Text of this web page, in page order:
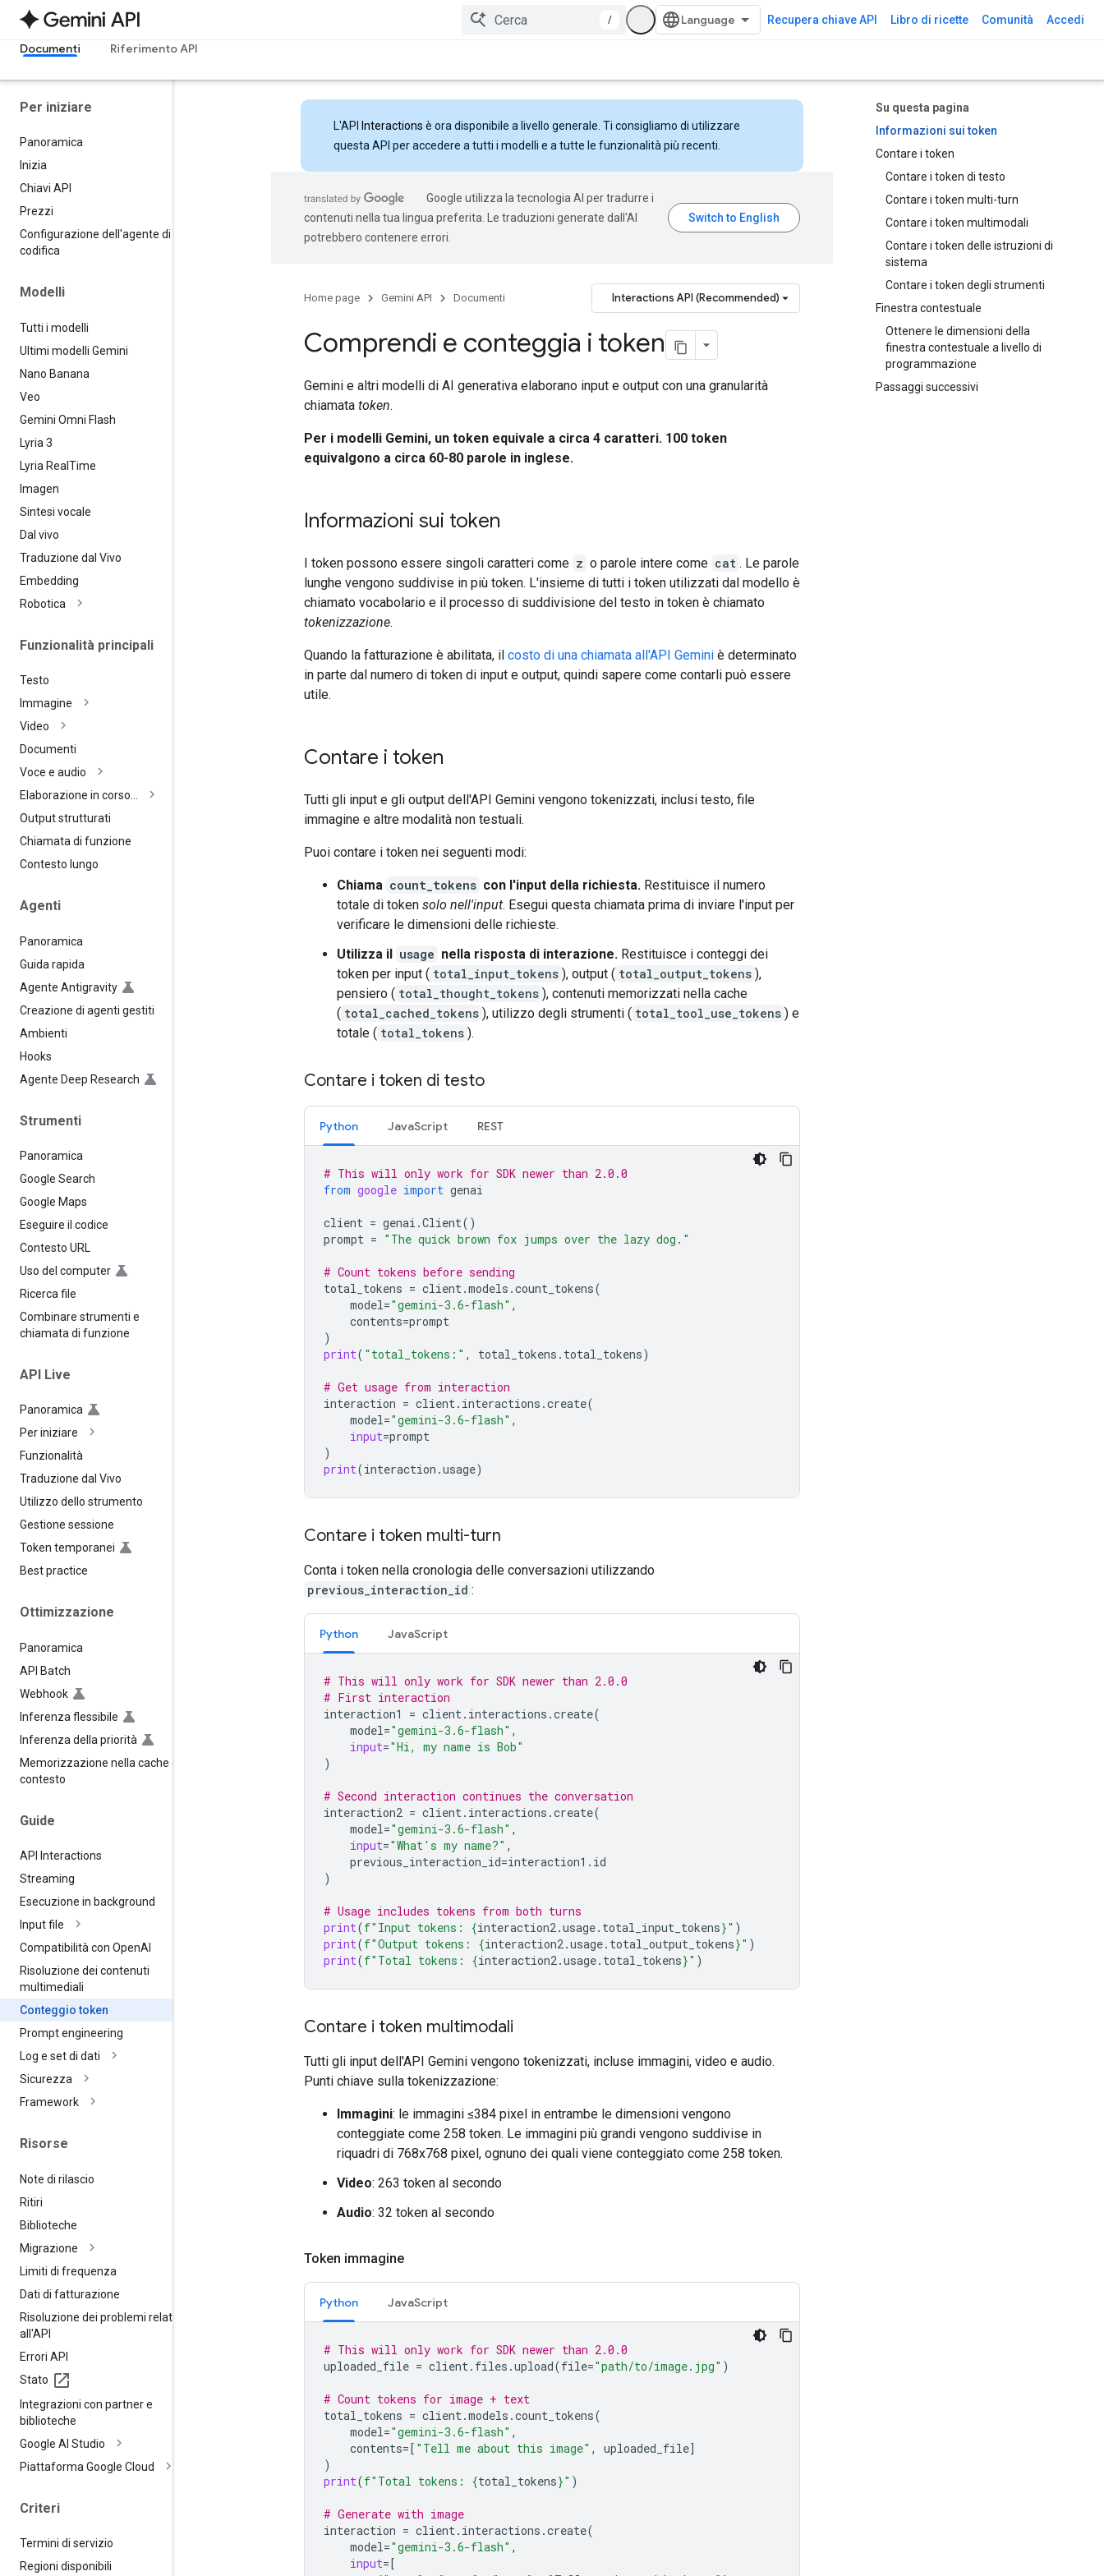
/ Recupera chiave API Libro di ricette Comunità Accedi
Documenti Riferimento API
Per iniziare
Panoramica
Inizia
Chiavi API
Prezzi
Configurazione dell'agente di
codifica
Modelli
Tutti i modelli
Ultimi modelli Gemini
Nano Banana
Veo
Gemini Omni Flash
Lyria 3
Lyria Real Time
Imagen
Sintesi vocale
Dal vivo
Traduzione dal Vivo
Embedding
Robotica
Funzionalità principali
Testo
Immagine
Video
Documenti
Voce e audio
Elaborazione in corso…
Output strutturati
Chiamata di funzione
Contesto lungo
Agenti
Panoramica
Guida rapida
Agente Antigravity
Creazione di agenti gestiti
Ambienti
Hooks
Agente Deep Research
Strumenti
Panoramica
Google Search
Google Maps
Eseguire il codice
Contesto URL
Uso del computer
Ricerca file
Combinare strumenti e
chiamata di funzione
API Live
Panoramica
Per iniziare
Funzionalità
Traduzione dal Vivo
Utilizzo dello strumento
Gestione sessione
Token temporanei
Best practice
Ottimizzazione
Panoramica
API Batch
Webhook
Inferenza flessibile
Inferenza della priorità
Memorizzazione nella cache del
contesto
Guide
API Interactions
Streaming
Esecuzione in background
Input file
Compatibilità con OpenAI
Risoluzione dei contenuti
multimediali
Conteggio token
Prompt engineering
Log e set di dati
Sicurezza
Framework
Risorse
Note di rilascio
Ritiri
Biblioteche
Migrazione
Limiti di frequenza
Dati di fatturazione
Risoluzione dei problemi relativi
all'API
Errori API
Stato
Integrazioni con partner e
biblioteche
Google AI Studio
Piattaforma Google Cloud
Criteri
Termini di servizio
Regioni disponibili
Su questa pagina
Informazioni sui token
Contare i token
Contare i token di testo
Contare i token multi-turn
Contare i token multimodali
Contare i token delle istruzioni di
sistema
Contare i token degli strumenti
Finestra contestuale
Ottenere le dimensioni della
finestra contestuale a livello di
programmazione
Passaggi successivi
L'API Interactions è ora disponibile a livello generale. Ti consigliamo di utilizzare
questa API per accedere a tutti i modelli e a tutte le funzionalità più recenti.
Google utilizza la tecnologia AI per tradurre i
contenuti nella tua lingua preferita. Le traduzioni generate dall'AI
potrebbero contenere errori.
Home page Gemini API Documenti Interactions API (Recommended)
Comprendi e conteggia i token
Gemini e altri modelli di AI generativa elaborano input e output con una granularità
chiamata token.
Per i modelli Gemini, un token equivale a circa 4 caratteri. 100 token
equivalgono a circa 60-80 parole in inglese.
Informazioni sui token
I token possono essere singoli caratteri come z o parole intere come cat . Le parole
lunghe vengono suddivise in più token. L'insieme di tutti i token utilizzati dal modello è
chiamato vocabolario e il processo di suddivisione del testo in token è chiamato
tokenizzazione.
Quando la fatturazione è abilitata, il costo di una chiamata all'API Gemini è determinato
in parte dal numero di token di input e output, quindi sapere come contarli può essere
utile.
Contare i token
Tutti gli input e gli output dell'API Gemini vengono tokenizzati, inclusi testo, file
immagine e altre modalità non testuali.
Puoi contare i token nei seguenti modi:
Chiama count_tokens con l'input della richiesta. Restituisce il numero
totale di token solo nell'input. Esegui questa chiamata prima di inviare l'input per
verificare le dimensioni delle richieste.
Utilizza il usage nella risposta di interazione. Restituisce i conteggi dei
token per input ( total_input_tokens ), output ( total_output_tokens ),
pensiero ( total_thought_tokens ), contenuti memorizzati nella cache
( total_cached_tokens ), utilizzo degli strumenti ( total_tool_use_tokens ) e
totale ( total_tokens ).
Contare i token di testo
Python JavaScript REST
# This will only work for SDK newer than 2.0.0
from google import genai
client = genai .Client()
prompt = "The quick brown fox jumps over the lazy dog."
# Count tokens before sending
total_tokens = client.models .count_tokens(
model="gemini-3.6-flash" ,
contents=prompt
)
print( "total_tokens:" , total_tokens . total_tokens)
# Get usage from interaction
interaction = client. interactions .create(
model="gemini-3.6-flash" ,
input=prompt
)
print(interaction .usage)
Contare i token multi-turn
Conta i token nella cronologia delle conversazioni utilizzando
previous_interaction_id :
Python JavaScript
# This will only work for SDK newer than 2.0.0
# First interaction
interaction1
= client. interactions .create(
model="gemini-3.6-flash" ,
input="Hi, my name is Bob"
)
# Second interaction continues the conversation
interaction2 = client. interactions .create(
model="gemini-3.6-flash" ,
input="What's my name?" ,
previous_interaction_id=interaction1 . id
)
# Usage includes tokens from both turns
print(f"Input tokens: {interaction2.usage. total_input_tokens}" )
print(f"Output tokens: {interaction2.usage. total_output_tokens}" )
print(f"Total tokens: {interaction2.usage. total_tokens}" )
Contare i token multimodali
Tutti gli input dell'API Gemini vengono tokenizzati, incluse immagini, video e audio.
Punti chiave sulla tokenizzazione:
Immagini: le immagini ≤384 pixel in entrambe le dimensioni vengono
conteggiate come 258 token. Le immagini più grandi vengono suddivise in
riquadri di 768x768 pixel, ognuno dei quali viene conteggiato come 258 token.
Video: 263 token al secondo
Audio: 32 token al secondo
Token immagine
Python JavaScript
# This will only work for SDK newer than 2.0.0
uploaded_file = client. files .upload(file="path/to/image.jpg" )
# Count tokens for image + text
total_tokens = client.models .count_tokens(
model="gemini-3.6-flash" ,
contents=[ "Tell me about this image" , uploaded_file]
)
print(f"Total tokens: {total_tokens}" )
# Generate with image
interaction = client. interactions .create(
model="gemini-3.6-flash" ,
input=[